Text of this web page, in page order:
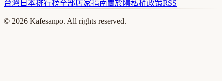
台灣 日本排行榜全部店家指南關於隱私權政策RSS
© 2026 Kafesanpo. All rights reserved.